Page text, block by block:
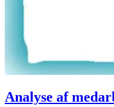
Analyse af